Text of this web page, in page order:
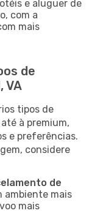
e aluguer de
com a
mais
de
VA
tipos de
à premium,
e preferências.
considere
de
ambiente mais
mais